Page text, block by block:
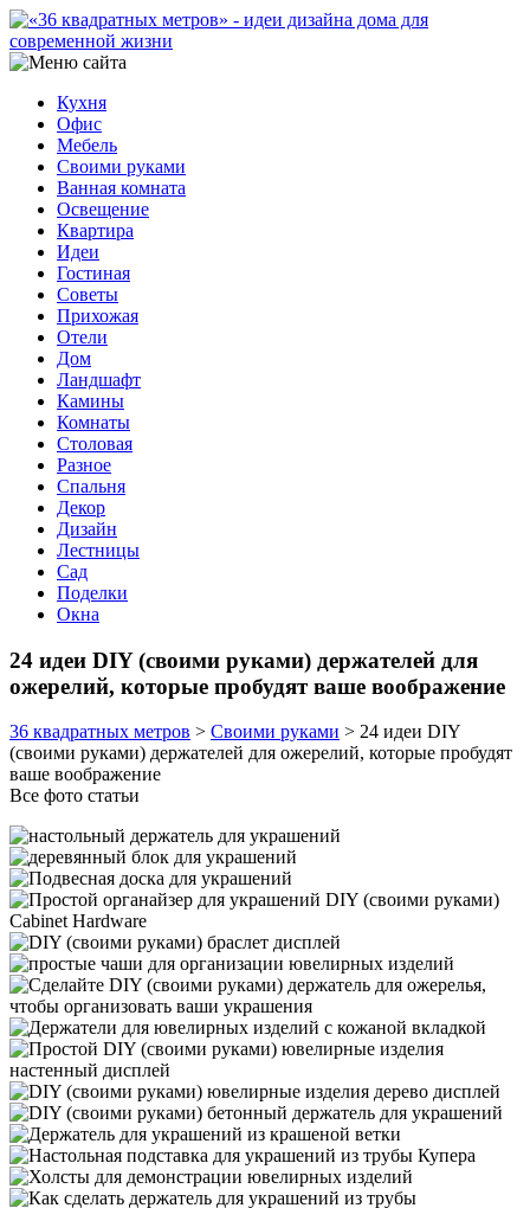
Кухня
Офис
Мебель
Своими руками
Ванная комната
Освещение
Квартира
Идеи
Гостиная
Советы
Прихожая
Отели
Дом
Ландшафт
Камины
Комнаты
Столовая
Разное
Спальня
Декор
Дизайн
Лестницы
Сад
Поделки
Окна
24 идеи DIY (своими руками) держателей для
ожерелий, которые пробудят ваше воображение
36 квадратных метров > Своими руками > 24 идеи DIY
(своими руками) держателей для ожерелий, которые пробудят
ваше воображение
Все фото статьи